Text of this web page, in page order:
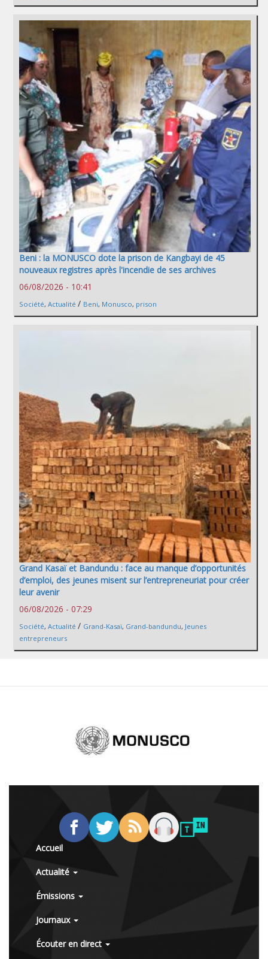
Beni : la MONUSCO dote la prison de Kangbayi de 45
nouveaux registres après l'incendie de ses archives
06/08/2026 - 10:41
Société, Actualité / Beni, Monusco, prison
Grand Kasaï et Bandundu : face au manque d’opportunités
d’emploi, des jeunes misent sur l’entrepreneuriat pour créer
leur avenir
06/08/2026 - 07:29
Société, Actualité / Grand-Kasaï, Grand-bandundu, Jeunes
entrepreneurs
Accueil
Actualité
Émissions
Journaux
Écouter en direct